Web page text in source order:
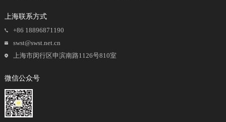
上海联系方式
+86 18896871190
swst@swst.net.cn
上海市闵行区申滨南路1126号810室
微信公众号